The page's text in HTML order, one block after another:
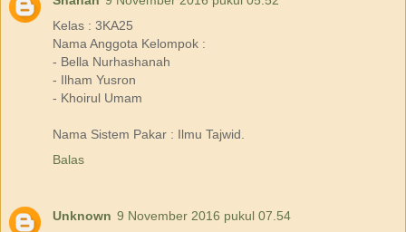
Kelas : 3KA25
Nama Anggota Kelompok :
- Bella Nurhashanah
- Ilham Yusron
- Khoirul Umam
Nama Sistem Pakar : Ilmu Tajwid.
Balas
Unknown 9 November 2016 pukul 07.54